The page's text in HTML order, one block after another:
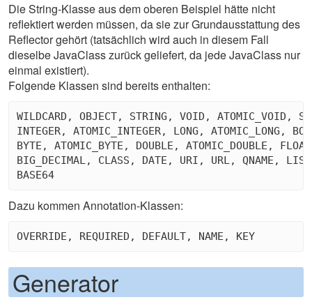
Die String-Klasse aus dem oberen Beispiel hätte nicht
reflektiert werden müssen, da sie zur Grundausstattung des
Reflector gehört (tatsächlich wird auch in diesem Fall
dieselbe JavaClass zurück geliefert, da jede JavaClass nur
einmal existiert).
Folgende Klassen sind bereits enthalten:
WILDCARD, OBJECT, STRING, VOID, ATOMIC_VOID,
INTEGER, ATOMIC_INTEGER, LONG, ATOMIC_LONG,
BYTE, ATOMIC_BYTE, DOUBLE, ATOMIC_DOUBLE,
BIG_DECIMAL, CLASS, DATE, URI, URL, QNAME,
BASE64
Dazu kommen Annotation-Klassen:
OVERRIDE, REQUIRED, DEFAULT, NAME, KEY
Generator